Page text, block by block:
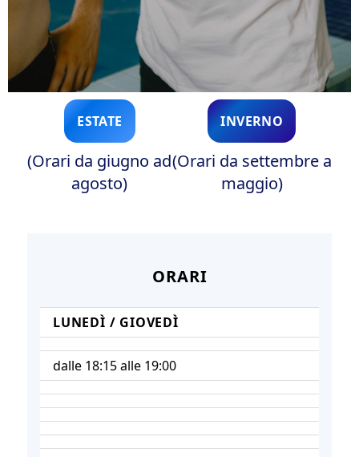
ESTATE
(Orari da giugno ad
agosto)
INVERNO
(Orari da settembre a
maggio)
ORARI
LUNEDÌ / GIOVEDÌ
dalle 18:15 alle 19:00